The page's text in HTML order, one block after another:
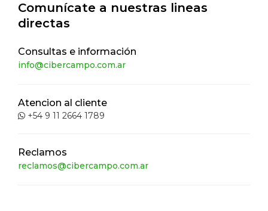
Comunícate a nuestras lineas
directas
Consultas e información
info@cibercampo.com.ar
Atencion al cliente
+54 9 11 2664 1789
Reclamos
reclamos@cibercampo.com.ar